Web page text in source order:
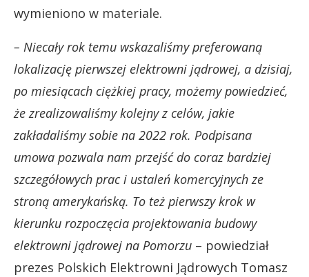
wymieniono w materiale.
– Niecały rok temu wskazaliśmy preferowaną
lokalizację pierwszej elektrowni jądrowej, a dzisiaj,
po miesiącach ciężkiej pracy, możemy powiedzieć,
że zrealizowaliśmy kolejny z celów, jakie
zakładaliśmy sobie na 2022 rok. Podpisana
umowa pozwala nam przejść do coraz bardziej
szczegółowych prac i ustaleń komercyjnych ze
stroną amerykańską. To też pierwszy krok w
kierunku rozpoczęcia projektowania budowy
elektrowni jądrowej na Pomorzu – powiedział
prezes Polskich Elektrowni Jądrowych Tomasz